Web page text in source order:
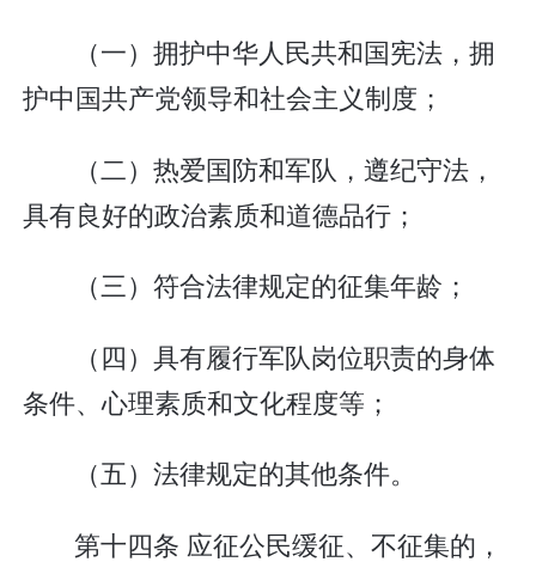
（一）拥护中华人民共和国宪法，拥
护中国共产党领导和社会主义制度；
（二）热爱国防和军队，遵纪守法，
具有良好的政治素质和道德品行；
（三）符合法律规定的征集年龄；
（四）具有履行军队岗位职责的身体
条件、心理素质和文化程度等；
（五）法律规定的其他条件。
第十四条 应征公民缓征、不征集的，